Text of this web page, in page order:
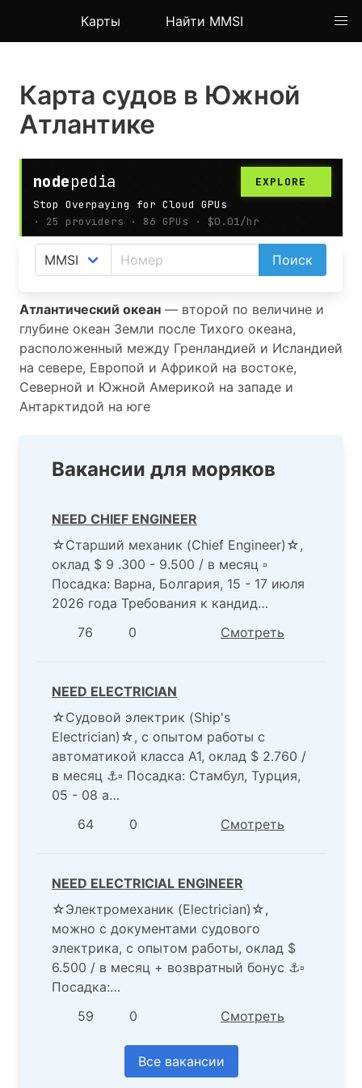
Карты Найти MMSI
Карта судов в Южной
Атлантике
Поиск
На карте АИС показаны позиции судов
(кораблей) в Южной Атлантике.
Атлантический океан — второй по величине и
глубине океан Земли после Тихого океана,
расположенный между Гренландией и Исландией
на севере, Европой и Африкой на востоке,
Северной и Южной Америкой на западе и
Антарктидой на юге
Вакансии для моряков
NEED CHIEF ENGINEER
☆Старший механик (Chief Engineer)☆,
оклад $ 9 .300 - 9.500 / в месяц ▫️
Посадка: Варна, Болгария, 15 - 17 июля
2026 года Требования к кандид…
76
0 Смотреть
NEED ELECTRICIAN
☆Судовой электрик (Ship's
Electrician)☆, с опытом работы с
автоматикой класса А1, оклад $ 2.760 /
в месяц ⚓️▫️ Посадка: Стамбул, Турция,
05 - 08 а…
64
0 Смотреть
NEED ELECTRICIAL ENGINEER
☆Электромеханик (Electrician)☆,
можно с документами судового
электрика, с опытом работы, оклад $
6.500 / в месяц + возвратный бонус ⚓️▫️
Посадка:…
59
0 Смотреть
Все вакансии